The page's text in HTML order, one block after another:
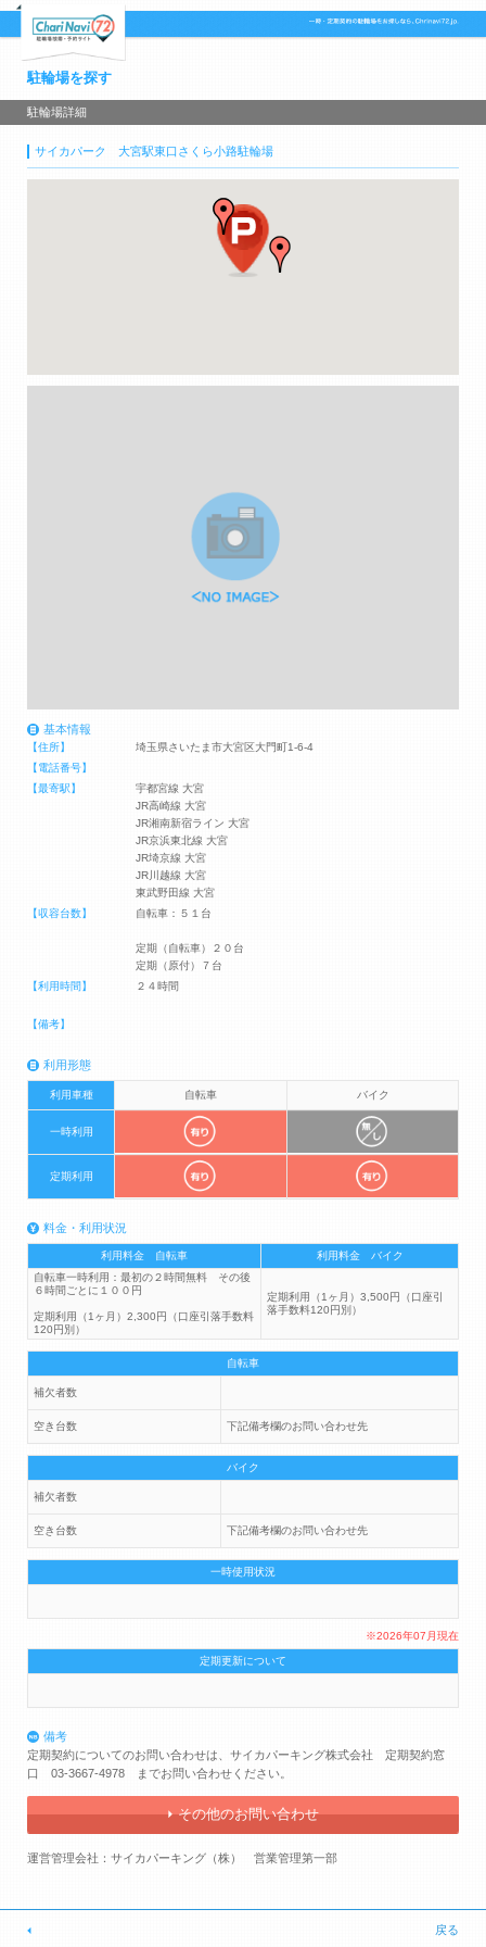
駐輪場を探す
駐輪場詳細
サイカパーク 大宮駅東口さくら小路駐輪場
基本情報
【住所】
埼玉県さいたま市大宮区大門町1-6-4
【電話番号】
【最寄駅】
宇都宮線 大宮
JR高崎線 大宮
JR湘南新宿ライン 大宮
JR京浜東北線 大宮
JR埼京線 大宮
JR川越線 大宮
東武野田線 大宮
【収容台数】
自転車：５１台
定期（自転車）２０台
定期（原付）７台
【利用時間】
２４時間
【備考】
利用形態
利用車種 自転車 バイク
一時利用
定期利用
料金・利用状況
利用料金 自転車
利用料金 バイク
自転車一時利用：最初の２時間無料 その後
６時間ごとに１００円
定期利用（1ヶ月）2,300円（口座引落手数料
120円別）
定期利用（1ヶ月）3,500円（口座引
落手数料120円別）
自転車
補欠者数
空き台数 下記備考欄のお問い合わせ先
バイク
補欠者数
空き台数 下記備考欄のお問い合わせ先
一時使用状況
※2026年07月現在
定期更新について
備考
定期契約についてのお問い合わせは、サイカパーキング株式会社 定期契約窓
口 03-3667-4978 までお問い合わせください。
その他のお問い合わせ
運営管理会社：サイカパーキング（株） 営業管理第一部
戻る